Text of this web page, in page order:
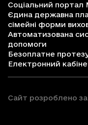
Соціальний портал
Єдина державна
сімейні форми
Автоматизована
допомоги
Безоплатне
Електронний
Сайт розроблено